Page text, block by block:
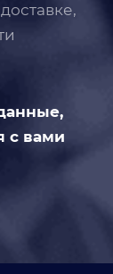
с вами